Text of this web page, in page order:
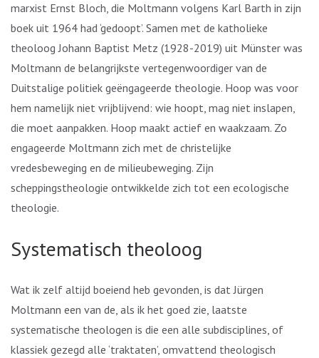
marxist Ernst Bloch, die Moltmann volgens Karl Barth in zijn
boek uit 1964 had ‘gedoopt’. Samen met de katholieke
theoloog Johann Baptist Metz (1928-2019) uit Münster was
Moltmann de belangrijkste vertegenwoordiger van de
Duitstalige politiek geëngageerde theologie. Hoop was voor
hem namelijk niet vrijblijvend: wie hoopt, mag niet inslapen,
die moet aanpakken. Hoop maakt actief en waakzaam. Zo
engageerde Moltmann zich met de christelijke
vredesbeweging en de milieubeweging. Zijn
scheppingstheologie ontwikkelde zich tot een ecologische
theologie.
Systematisch theoloog
Wat ik zelf altijd boeiend heb gevonden, is dat Jürgen
Moltmann een van de, als ik het goed zie, laatste
systematische theologen is die een alle subdisciplines, of
klassiek gezegd alle ‘traktaten’, omvattend theologisch